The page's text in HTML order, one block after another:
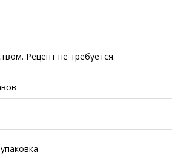
Рецепт не требуется.